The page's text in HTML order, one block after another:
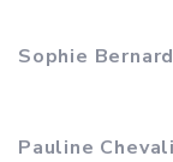
Sophie Bernard
Pauline